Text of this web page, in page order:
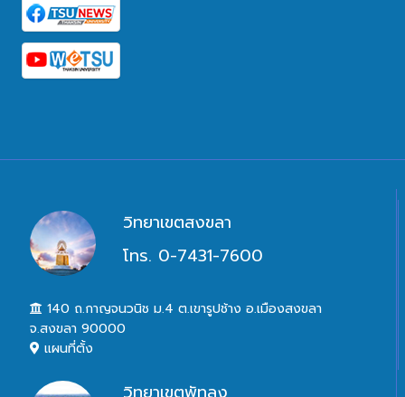
วิทยาเขตสงขลา
โทร. 0-7431-7600
140 ถ.กาญจนวนิช ม.4 ต.เขารูปช้าง อ.เมืองสงขลา
จ.สงขลา 90000
แผนที่ตั้ง